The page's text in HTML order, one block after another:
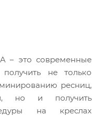
– это современные
не только
ресниц,
но и получить
на креслах